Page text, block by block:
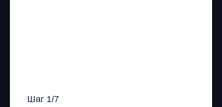
Шаг 1/7